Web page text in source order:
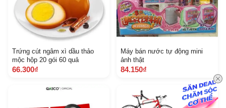
Trứng cút ngâm xì dầu thảo
mộc hộp 20 gói 60 quả
66.300₫
Máy bán nước tự động mini
ảnh thật
84.150₫